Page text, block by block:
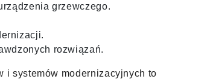
grzewczego.
rozwiązań.
i systemów modernizacyjnych to